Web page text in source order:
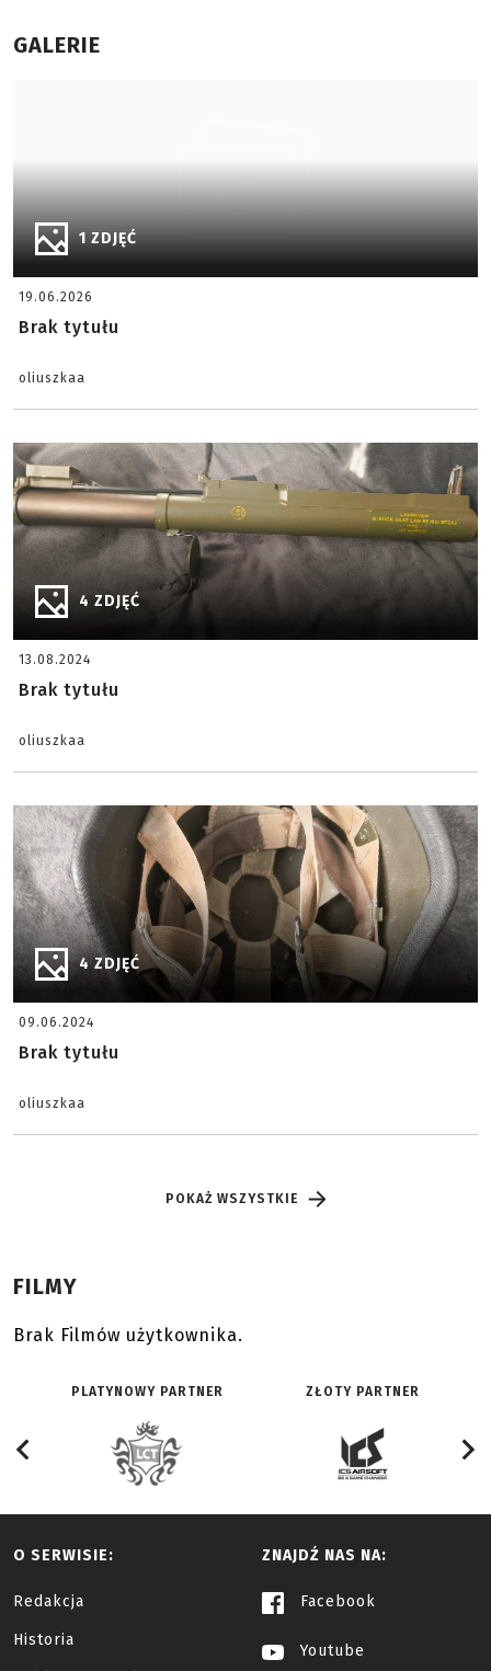
GALERIE
1 ZDJĘĆ
19.06.2026
Brak tytułu
oliuszkaa
4 ZDJĘĆ
13.08.2024
Brak tytułu
oliuszkaa
4 ZDJĘĆ
09.06.2024
Brak tytułu
oliuszkaa
POKAŻ WSZYSTKIE
FILMY
Brak Filmów użytkownika.
PLATYNOWY PARTNER ZŁOTY PARTNER
O SERWISIE:
Redakcja
Historia
ZNAJDŹ NAS NA:
Facebook
Youtube